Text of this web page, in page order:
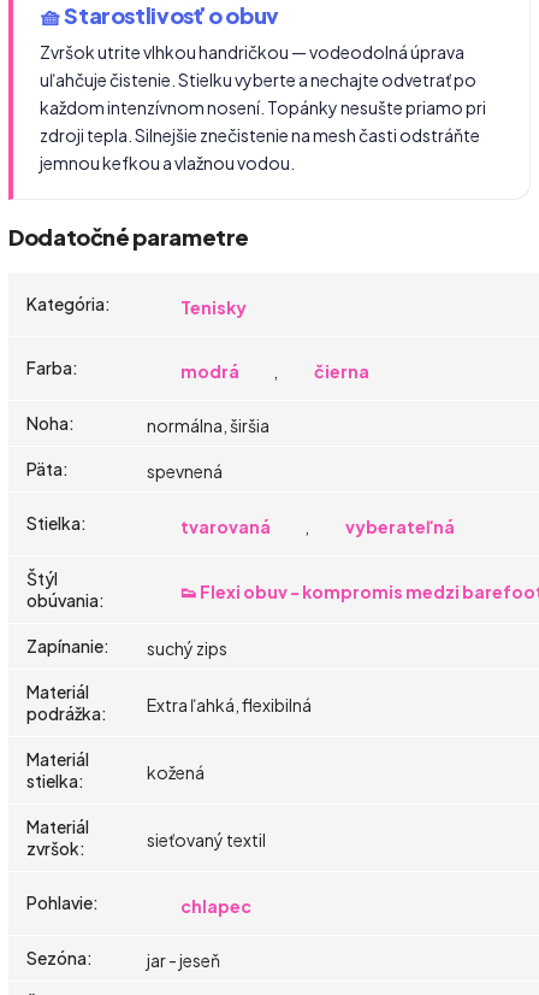
🧺 Starostlivosť o obuv
Zvršok utrite vlhkou handričkou — vodeodolná úprava
uľahčuje čistenie. Stielku vyberte a nechajte odvetrať po
každom intenzívnom nosení. Topánky nesušte priamo pri
zdroji tepla. Silnejšie znečistenie na mesh časti odstráňte
jemnou kefkou a vlažnou vodou.
Dodatočné parametre
Kategória: Tenisky
Farba: modrá čierna
Noha:
normálna, širšia
Päta: spevnená
Stielka: tvarovaná vyberateľná
Štýl
obúvania: 👟 Flexi obuv - kompromis medzi
Zapínanie:
suchý zips
Materiál
podrážka: Extra ľahká, flexibilná
Materiál
stielka: kožená
Materiál
zvršok: sieťovaný textil
Pohlavie: chlapec
Sezóna:
jar - jeseň